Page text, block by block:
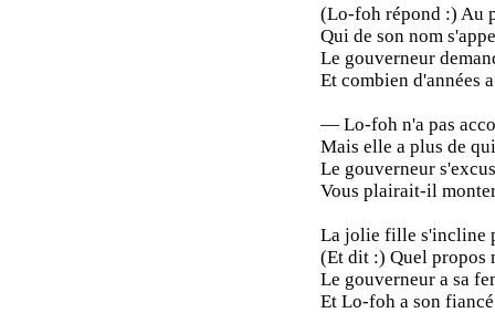
(Lo-foh répond :) Au
Qui de son nom
Le gouverneur
Et combien d'années
— Lo-foh n'a pas
Mais elle a plus de
Le gouverneur
Vous plairait-il
La jolie fille s'incline
(Et dit :) Quel propos
Le gouverneur a sa
Et Lo-foh a son